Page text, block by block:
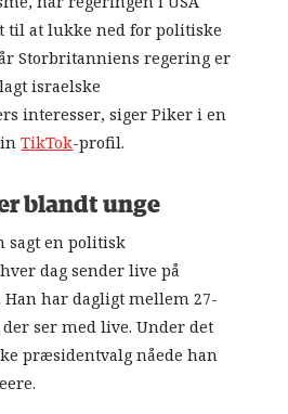
til at lukke ned for politiske
Storbritanniens regering er
israelske
interesser, siger Piker i en
TikTok-profil.
blandt unge
sagt en politisk
dag sender live på
har dagligt mellem 27-
ser med live. Under det
præsidentvalg nåede han